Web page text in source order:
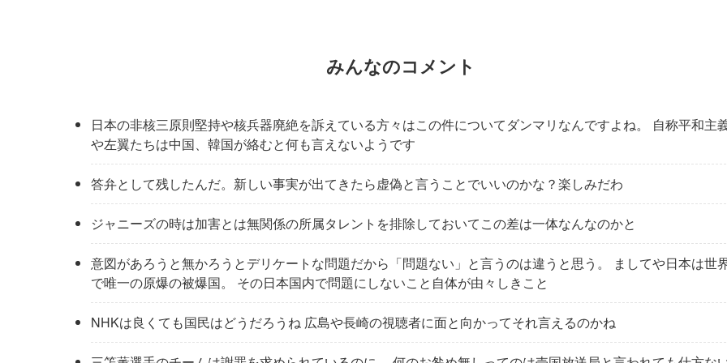
みんなのコメント
日本の非核三原則堅持や核兵器廃絶を訴えている方々はこの件についてダンマリなんですよね。 自称平和主
や左翼たちは中国、韓国が絡むと何も言えないようです
答弁として残したんだ。新しい事実が出てきたら虚偽と言うことでいいのかな？楽しみだわ
ジャニーズの時は加害とは無関係の所属タレントを排除しておいてこの差は一体なんなのかと
意図があろうと無かろうとデリケートな問題だから「問題ない」と言うのは違うと思う。 ましてや日本は世
で唯一の原爆の被爆国。 その日本国内で問題にしないこと自体が由々しきこと
NHKは良くても国民はどうだろうね 広島や長崎の視聴者に面と向かってそれ言えるのかね